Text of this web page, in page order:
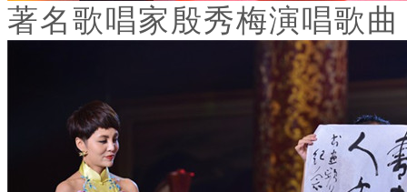
著名歌唱家殷秀梅演唱歌